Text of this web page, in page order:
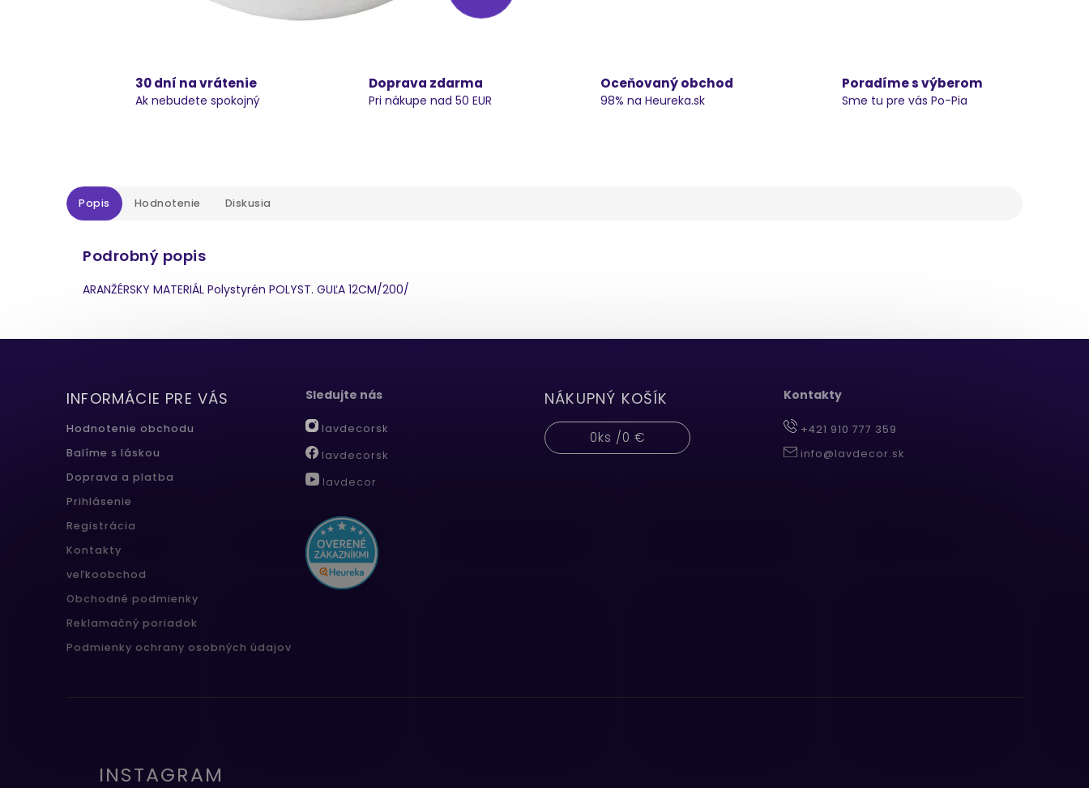
30 dní na vrátenie
Ak nebudete spokojný
Doprava zdarma
Pri nákupe nad 50 EUR
Oceňovaný obchod
98% na Heureka.sk
Poradíme s výberom
Sme tu pre vás Po-Pia
Popis Hodnotenie Diskusia
Podrobný popis
ARANŽÉRSKY MATERIÁL Polystyrén POLYST. GUĽA 12CM/200/
INFORMÁCIE PRE VÁS
Hodnotenie obchodu
Balíme s láskou
Doprava a platba
Prihlásenie
Registrácia
Kontakty
veľkoobchod
Obchodné podmienky
Reklamačný poriadok
Podmienky ochrany osobných údajov
Sledujte nás
lavdecorsk
lavdecorsk
lavdecor
NÁKUPNÝ KOŠÍK
0ks /0 €
Kontakty
+421 910 777 359
info@lavdecor.sk
INSTAGRAM